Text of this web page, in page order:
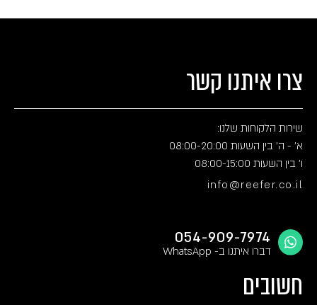
צרו איתנו קשר
שירות הלקוחות שלנו:
א' - ה' בין השעות 08:00-20:00
ו' בין השעות 08:00-15:00
info@reefer.co.il
054-909-7974
דברו איתנו ב- WhatsApp
חשובים